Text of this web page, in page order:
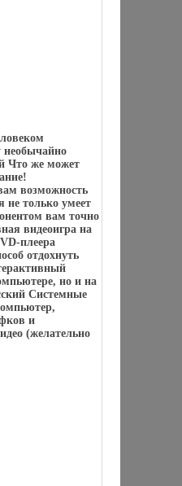
необычайно
Что же может
возможность
не только умеет
вам точно
видеоигра на
плеера
отдохнуть
но и на
Системные
и
(желательно